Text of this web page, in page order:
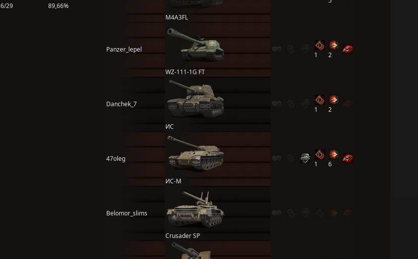
29 89,66%
M4A3FL
Panzer_lepel
WZ-111-1G FT
1 2
Danchek_7
ИС
1 2
47oleg
ИС-М
1 6
Belomor_slims
Crusader SP